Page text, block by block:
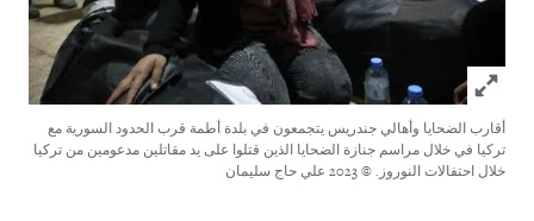
Click to expand Image
أقارب الضحايا وأهالي جندريس يتجمعون في بلدة أطمة قرب الحدود السورية مع
تركيا في خلال مراسم جنازة الضحايا الذين قتلوا على يد مقاتلين مدعومين من تركيا
خلال احتفالات النوروز. © 2023 علي حاج سليمان